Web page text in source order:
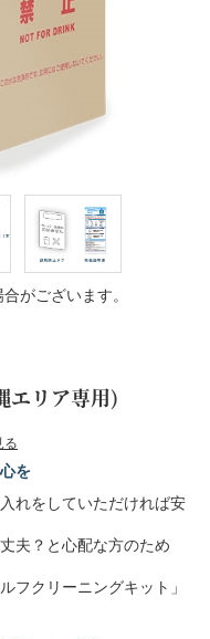
がございます。
エリア専用)
る
を
れをしていただければ安
夫？と心配な方のため
フクリーニングキット」